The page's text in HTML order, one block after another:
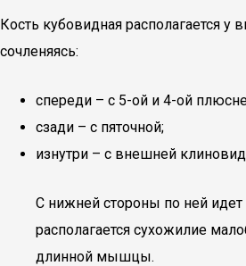
Кость кубовидная располагается у
сочленяясь:
спереди – с 5-ой и 4-ой
сзади – с пяточной;
изнутри – с внешней
С нижней стороны по ней идет
располагается сухожилие
длинной мышцы.